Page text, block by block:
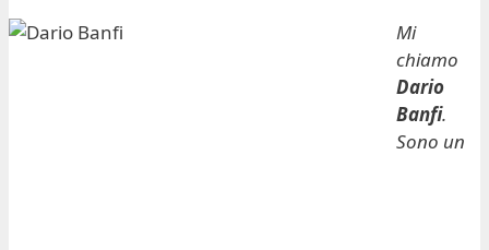
Mi
chiamo
Dario
Banfi.
Sono un